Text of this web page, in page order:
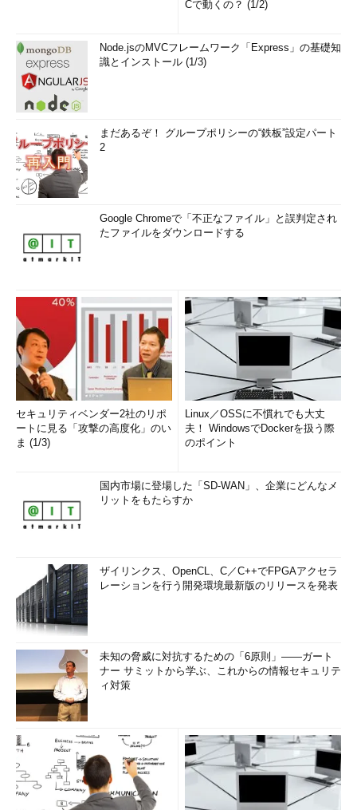
Cで動くの？ (1/2)
Node.jsのMVCフレームワーク「Express」の基礎知
識とインストール (1/3)
まだあるぞ！ グループポリシーの“鉄板”設定パート
2
Google Chromeで「不正なファイル」と誤判定され
たファイルをダウンロードする
セキュリティベンダー2社のリポ
ートに見る「攻撃の高度化」のい
ま (1/3)
Linux／OSSに不慣れでも大丈
夫！ WindowsでDockerを扱う際
のポイント
国内市場に登場した「SD-WAN」、企業にどんなメ
リットをもたらすか
ザイリンクス、OpenCL、C／C++でFPGAアクセラ
レーションを行う開発環境最新版のリリースを発表
未知の脅威に対抗するための「6原則」――ガート
ナー サミットから学ぶ、これからの情報セキュリテ
ィ対策